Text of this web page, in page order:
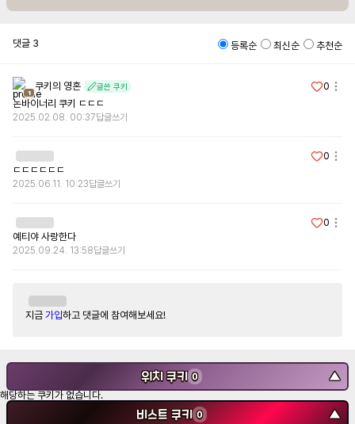
댓글 3 등록순 최신순 추천순
1
쿠키의 영혼 글쓴 쿠키
0
논바이너리 쿠키 ㄷㄷㄷ
2025.02.08. 00:37답글쓰기
0
ㄷㄷㄷㄷㄷㄷ
2025.06.11. 10:23답글쓰기
0
예티야 사랑한다
2025.09.24. 13:58답글쓰기
지금 가입하고 댓글에 참여해보세요!
위치 쿠키 0 ▼
해당하는 쿠키가 없습니다.
비스트 쿠키 0 ▼